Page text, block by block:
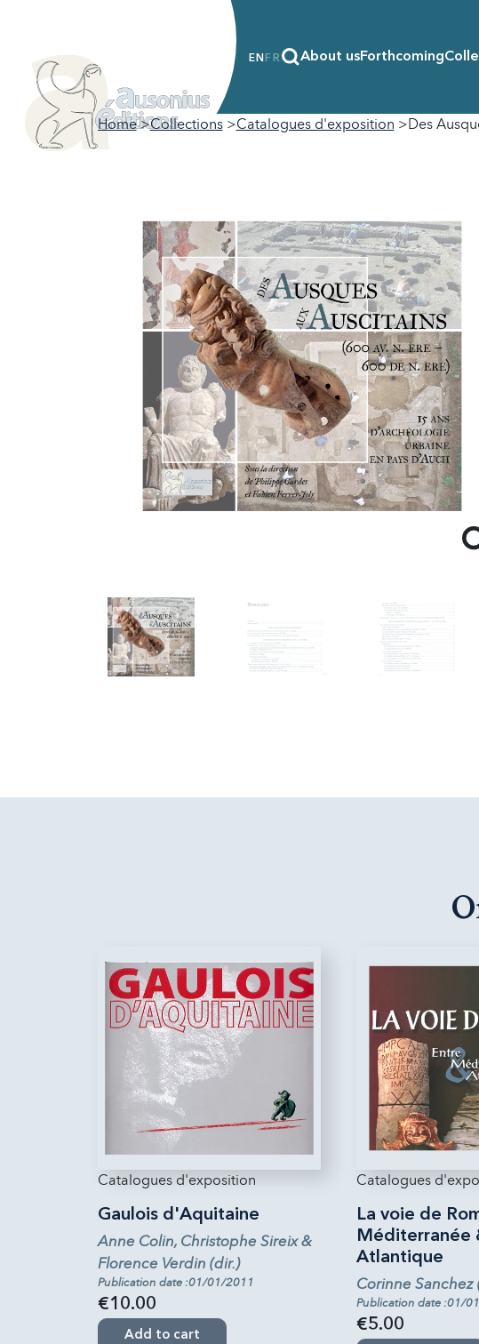
FR
EN About usForthcoming
Home Collections Catalogues d'exposition Des
Catalogues d'exposition
Gaulois d'Aquitaine
Anne Colin, Christophe Sireix &
Florence Verdin (dir.)
Publication date :01/01/2011
€10.00
Add to cart
Catalogues
La voie de
Méditerranée
Atlantique
Corinne Sanchez
Publication date :01/
€5.00